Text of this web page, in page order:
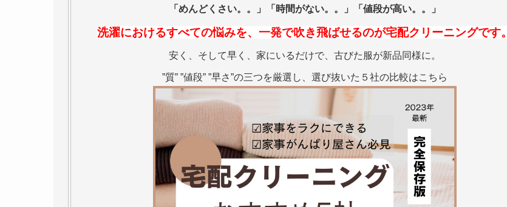
「めんどくさい。。」「時間がない。。」「値段が高い。。」
洗濯におけるすべての悩みを、一発で吹き飛ばせるのが宅配クリーニングです。
安く、そして早く、家にいるだけで、古びた服が新品同様に。
”質” ”値段” ”早さ”の三つを厳選し、選び抜いた５社の比較はこちら